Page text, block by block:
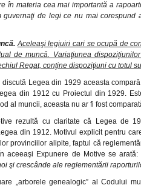
în materia cea mai importantă a
guvernaţi de legi ce nu mai
Aceleaşi legiuiri cari se ocupă de
de muncă. Variaţiunea
Regat, conţine dispoziţiuni cu totul
Legea din 1929 aceasta
din 1912 cu Proiectul din 1929.
al muncii, aceasta nu ar fi fost
rezultă cu claritate că Legea de
din 1912. Motivul explicit pentru
provinciilor alipite, faptul că
aceeaşi Expunere de Motive se arată:
şi crescânde ale reglementării
„arborele genealogic” al Codului